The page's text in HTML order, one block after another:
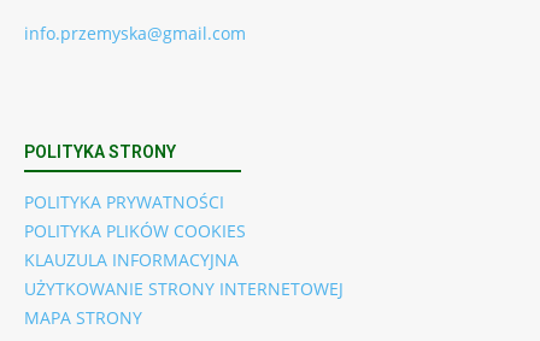
info.przemyska@gmail.com
POLITYKA STRONY
POLITYKA PRYWATNOŚCI
POLITYKA PLIKÓW COOKIES
KLAUZULA INFORMACYJNA
UŻYTKOWANIE STRONY INTERNETOWEJ
MAPA STRONY